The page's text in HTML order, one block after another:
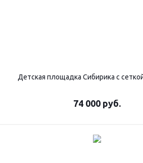
Детская площадка Сибирика с
74 000 руб.